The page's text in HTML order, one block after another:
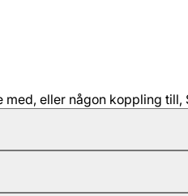
eller någon koppling till,